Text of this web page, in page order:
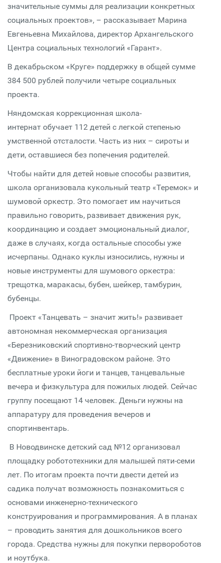
значительные суммы для реализации конкретных
социальных проектов», – рассказывает Марина
Евгеньевна Михайлова, директор Архангельского
Центра социальных технологий «Гарант».
В декабрьском «Круге» поддержку в общей сумме
384 500 рублей получили четыре социальных
проекта.
Няндомская коррекционная школа-
интернат обучает 112 детей с легкой степенью
умственной отсталости. Часть из них – сироты и
дети, оставшиеся без попечения родителей.
Чтобы найти для детей новые способы развития,
школа организовала кукольный театр «Теремок» и
шумовой оркестр. Это помогает им научиться
правильно говорить, развивает движения рук,
координацию и создает эмоциональный диалог,
даже в случаях, когда остальные способы уже
исчерпаны. Однако куклы износились, нужны и
новые инструменты для шумового оркестра:
трещотка, маракасы, бубен, шейкер, тамбурин,
бубенцы.
Проект «Танцевать – значит жить!» развивает
автономная некоммерческая организация
«Березниковский спортивно-творческий центр
«Движение» в Виноградовском районе. Это
бесплатные уроки йоги и танцев, танцевальные
вечера и физкультура для пожилых людей. Сейчас
группу посещают 14 человек. Деньги нужны на
аппаратуру для проведения вечеров и
спортинвентарь.
В Новодвинске детский сад №12 организовал
площадку робототехники для малышей пяти-семи
лет. По итогам проекта почти двести детей из
садика получат возможность познакомиться с
основами инженерно-технического
конструирования и программирования. А в планах
– проводить занятия для дошкольников всего
города. Средства нужны для покупки первороботов
и ноутбука.